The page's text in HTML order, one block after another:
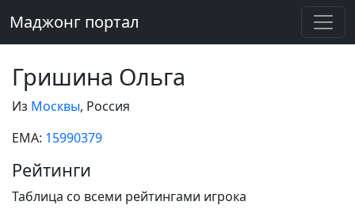
Маджонг портал
Гришина Ольга
Из Москвы, Россия
EMA: 15990379
Рейтинги
Таблица со всеми рейтингами игрока